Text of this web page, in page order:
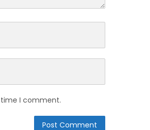
I comment.